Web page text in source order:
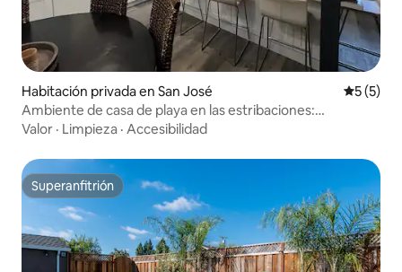
Habitación privada en San José
5 (5)
Ambiente de casa de playa en las estribaciones:
habitación con vistas a la colina
Valor · Limpieza · Accesibilidad
Superanfitrión
Superanfitrión